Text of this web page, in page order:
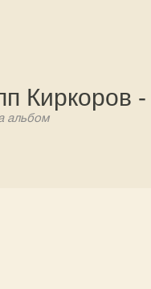
Киркоров
альбом